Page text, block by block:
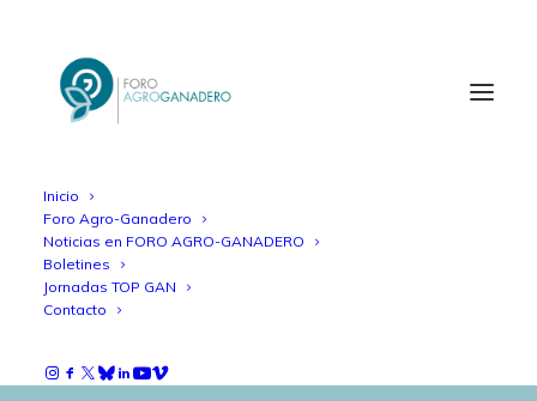
Inicio
Foro Agro-Ganadero
Noticias en FORO AGRO-GANADERO
Boletines
Jornadas TOP GAN
Contacto